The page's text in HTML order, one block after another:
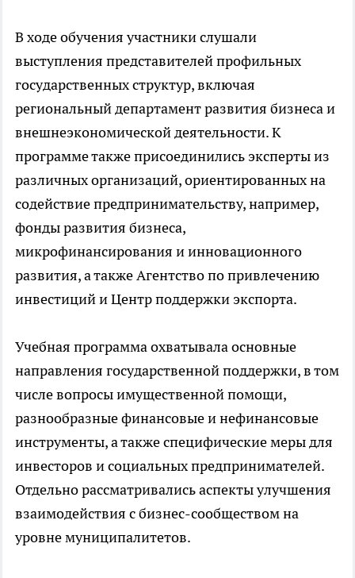
В ходе обучения участники слушали
выступления представителей профильных
государственных структур, включая
региональный департамент развития бизнеса и
внешнеэкономической деятельности. К
программе также присоединились эксперты из
различных организаций, ориентированных на
содействие предпринимательству, например,
фонды развития бизнеса,
микрофинансирования и инновационного
развития, а также Агентство по привлечению
инвестиций и Центр поддержки экспорта.
Учебная программа охватывала основные
направления государственной поддержки, в том
числе вопросы имущественной помощи,
разнообразные финансовые и нефинансовые
инструменты, а также специфические меры для
инвесторов и социальных предпринимателей.
Отдельно рассматривались аспекты улучшения
взаимодействия с бизнес-сообществом на
уровне муниципалитетов.